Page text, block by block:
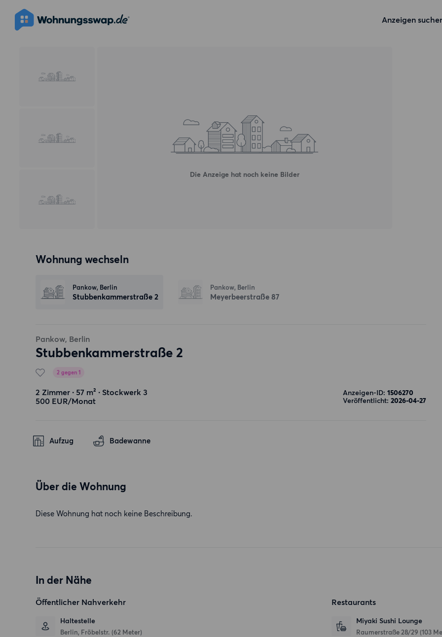
Anzeigen
Die Anzeige hat noch keine Bilder
Wohnung wechseln
Pankow, Berlin
Stubbenkammerstraße 2
Pankow, Berlin
Meyerbeerstraße 87
Pankow, Berlin
Stubbenkammerstraße 2
2 gegen 1
2 Zimmer ∙ 57 m² ∙ Stockwerk 3
500 EUR/Monat
Anzeigen-ID: 1506270
Veröffentlicht: 2026-04-27
Aufzug Badewanne
Über die Wohnung
Diese Wohnung hat noch keine Beschreibung.
In der Nähe
Öffentlicher Nahverkehr
Haltestelle
Berlin, Fröbelstr. (62 Meter)
Restaurants
Miyaki Sushi Lounge
Raumerstraße 28/29 (103